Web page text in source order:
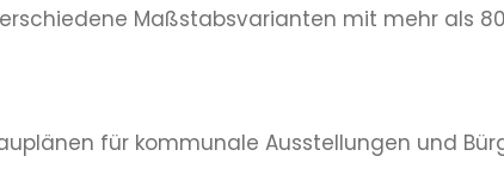
Maßstabsvarianten mit mehr als
für kommunale Ausstellungen und